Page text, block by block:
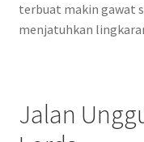
terbuat makin gawat
menjatuhkan
Jalan